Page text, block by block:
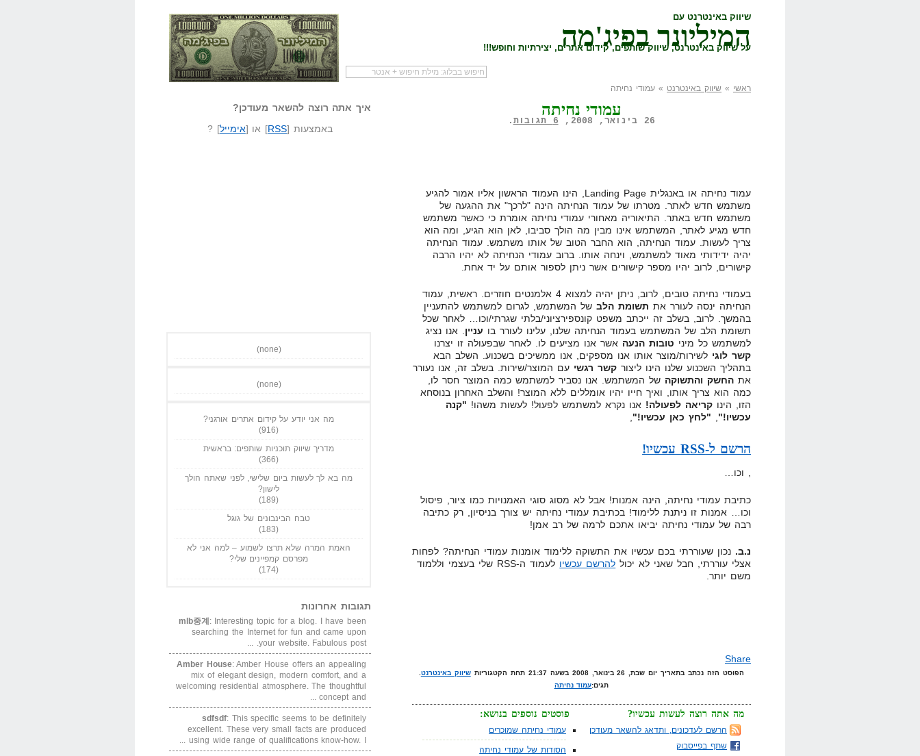
שיווק באינטרנט עם
המיליונר בפיג'מה
על שיווק באינטרנט, שיווק שותפים, קידום אתרים, יצירתיות וחופש!!!
שאל שאלה המיליונר בפיג'מה שיווק שותפים
ראשי » שיווק באינטרנט » עמודי נחיתה
עמודי נחיתה
26 בינואר, 2008, 6 תגובות .
עמוד נחיתה או באנגלית Landing Page, הינו העמוד הראשון אליו אמור להגיע
משתמש חדש לאתר. מטרתו של עמוד הנחיתה הינה "לרכך" את ההגעה של
משתמש חדש באתר. התיאוריה מאחורי עמודי נחיתה אומרת כי כאשר משתמש
חדש מגיע לאתר, המשתמש אינו מבין מה הולך סביבו, לאן הוא הגיע, ומה הוא
צריך לעשות. עמוד הנחיתה, הוא החבר הטוב של אותו משתמש. עמוד הנחיתה
יהיה ידידותי מאוד למשתמש, וינחה אותו. ברוב עמודי הנחיתה לא יהיו הרבה
קישורים, לרוב יהיו מספר קישורים אשר ניתן לספור אותם על יד אחת.
בעמודי נחיתה טובים, לרוב, ניתן יהיה למצוא 4 אלמנטים חוזרים. ראשית, עמוד
הנחיתה ינסה לעורר את תשומת הלבשל המשתמש, לגרום למשתמש להתעניין
בהמשך. לרוב, בשלב זה ייכתב משפט קונספירציוני/בלתי שגרתי/וכו… לאחר שכל
תשומת הלב של המשתמש בעמוד הנחיתה שלנו, עלינו לעורר בו עניין. אנו נציג
למשתמש כל מיני טובות הנעה אשר אנו מציעים לו. לאחר שבפעולה זו יצרנו
קשר לוגי לשירות/מוצר אותו אנו מספקים, אנו ממשיכים בשכנוע. השלב הבא
בתהליך השכנוע שלנו הינו ליצור קשר רגשי עם המוצר/שירות. בשלב זה, אנו נעורר
את החשק והתשוקה של המשתמש. אנו נסביר למשתמש כמה המוצר חסר לו,
כמה הוא צריך אותו, ואיך חייו יהיו אומללים ללא המוצר! והשלב האחרון בנוסחא
הזו, הינו קריאה לפעולה! אנו נקרא למשתמש לפעול! לעשות משהו! "קנה
עכשיו!", "לחץ כאן עכשיו!",
הרשם ל-RSS עכשיו!
, וכו…
כתיבת עמודי נחיתה, הינה אמנות! אבל לא מסוג סוגי האמנויות כמו ציור, פיסול
וכו… אמנות זו ניתנת ללימוד! בכתיבת עמודי נחיתה יש צורך בניסיון, רק כתיבה
רבה של עמודי נחיתה יביאו אתכם לרמה של רב אמן!
נ.ב. נכון שעוררתי בכם עכשיו את התשוקה ללימוד אומנות עמודי הנחיתה? לפחות
אצלי עוררתי, חבל שאני לא יכול להרשם עכשיו
לעמוד ה-RSS שלי בעצמי וללמוד
משם יותר.
Share
הפוסט הזה נכתב בתאריך יום שבת, 26 בינואר, 2008 בשעה 21:37 תחת הקטגוריות שיווק באינטרנט
תגים:עמוד נחיתה
פוסטים נוספים בנושא:
עמודי נחיתה שמוכרים
הסודות של עמודי נחיתה
מה אתה רוצה לעשות עכשיו?
הרשם לעדכונים, ותדאג להשאר מעודכן
שתף בפייסבוק
איך אתה רוצה להשאר מעודכן?
באמצעות [RSS] או [אימייל] ?
(none)
(none)
מה אני יודע על קידום אתרים אורגני?
(916)
מדריך שיווק תוכניות שותפים: בראשית
(366)
מה בא לך לעשות ביום שלישי, לפני שאתה הולך
לישון?
(189)
טבח הבינבונים של גוגל
(183)
האמת המרה שלא תרצו לשמוע – למה אני לא
מפרסם קמפיינים שלי?
(174)
תגובות אחרונות
mlb중계 : Interesting topic for a blog. I have been
searching the Internet for fun and came upon
your website. Fabulous post. ...
Amber House: Amber House offers an appealing
mix of elegant design, modern comfort, and a
welcoming residential atmosphere. The thoughtful
concept and ...
sdfsdf: This specific seems to be definitely
excellent. These very small facts are produced
using wide range of qualifications know-how. I ...